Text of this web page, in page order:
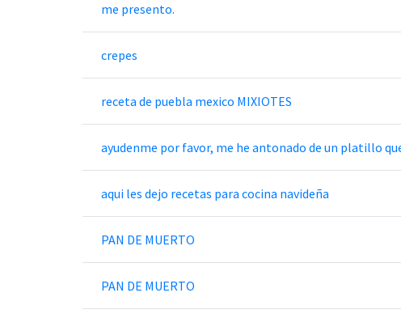
me presento.
crepes
receta de puebla mexico MIXIOTES
ayudenme por favor, me he antonado de un platillo
aqui les dejo recetas para cocina navideña
PAN DE MUERTO
PAN DE MUERTO